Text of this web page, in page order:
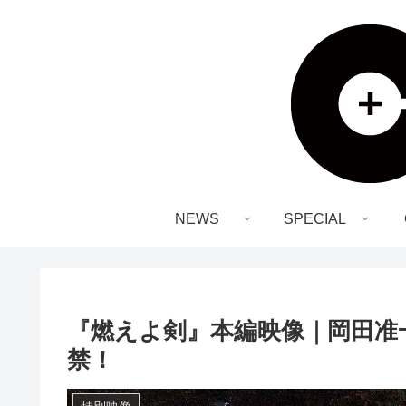
NEWS SPECIAL
『燃えよ剣』本編映像｜岡田
禁！